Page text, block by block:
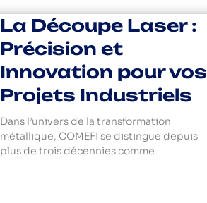
La Découpe Laser :
Précision et
Innovation pour vos
Projets Industriels
Dans l’univers de la transformation
métallique, COMEFI se distingue depuis
plus de trois décennies comme